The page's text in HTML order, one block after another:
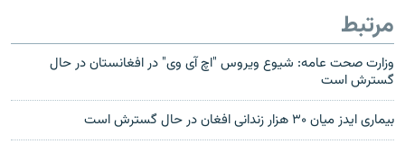
مرتبط
وزارت صحت عامه: شیوع ویروس "اچ آی وی" در افغانستان در حال
گسترش است
بیماری ایدز میان ۳۰ هزار زندانی افغان در حال گسترش است